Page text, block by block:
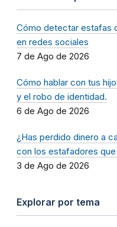
Cómo detectar estafas
en redes sociales
7 de Ago de 2026
Cómo hablar con tus
y el robo de identidad.
6 de Ago de 2026
¿Has perdido dinero a
con los estafadores
3 de Ago de 2026
Explorar por tema